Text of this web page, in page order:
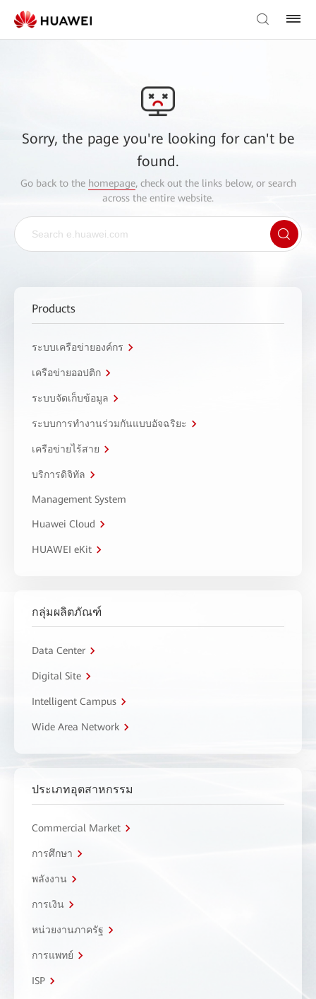
Sorry, the page you're looking for can't be
found.
Go back to the homepage, check out the links below, or search
across the entire website.
Products
ระบบเครือข่ายองค์กร
เครือข่ายออปติก
ระบบจัดเก็บข้อมูล
ระบบการทำงานร่วมกันแบบอัจฉริยะ
เครือข่ายไร้สาย
บริการดิจิทัล
Management System
Huawei Cloud
HUAWEI eKit
กลุ่มผลิตภัณฑ์
Data Center
Digital Site
Intelligent Campus
Wide Area Network
ประเภทอุตสาหกรรม
Commercial Market
การศึกษา
พลังงาน
การเงิน
หน่วยงานภาครัฐ
การแพทย์
ISP